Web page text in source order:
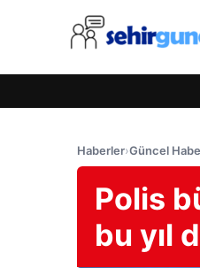
Haberler›Güncel
Polis
bu yıl